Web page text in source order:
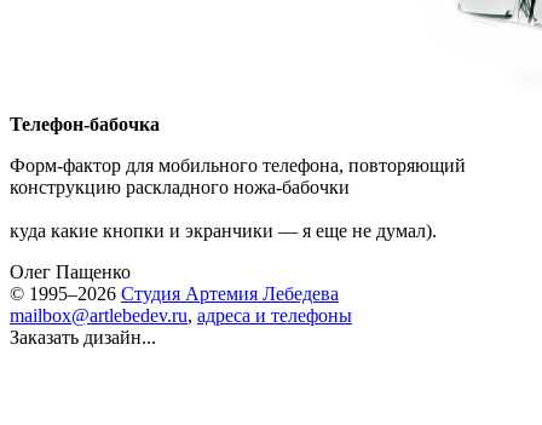
Телефон-бабочка
Форм-фактор для мобильного телефона, повторяющий
конструкцию раскладного ножа-бабочки
куда какие кнопки и экранчики — я еще не думал).
Олег Пащенко
© 1995–2026 Студия Артемия Лебедева
mailbox@artlebedev.ru, адреса и телефоны
Заказать дизайн...